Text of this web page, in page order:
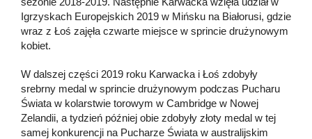
Igrzyskach Europejskich 2019 w Mińsku na Białorusi, gdzie
wraz z Łoś zajęła czwarte miejsce w sprincie drużynowym
kobiet.
W dalszej części 2019 roku Karwacka i Łoś zdobyły
srebrny medal w sprincie drużynowym podczas Pucharu
Świata w kolarstwie torowym w Cambridge w Nowej
Zelandii, a tydzień później obie zdobyły złoty medal w tej
samej konkurencji na Pucharze Świata w australijskim